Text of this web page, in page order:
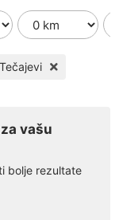
Tečajevi
vašu
bolje rezultate